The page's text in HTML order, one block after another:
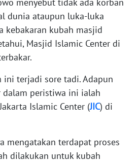
menyebut tidak ada korban
dunia ataupun luka-luka
kebakaran kubah masjid
Masjid Islamic Center di
ini terjadi sore tadi. Adapun
dalam peristiwa ini ialah
Islamic Center (JIC) di
mengatakan terdapat proses
dilakukan untuk kubah